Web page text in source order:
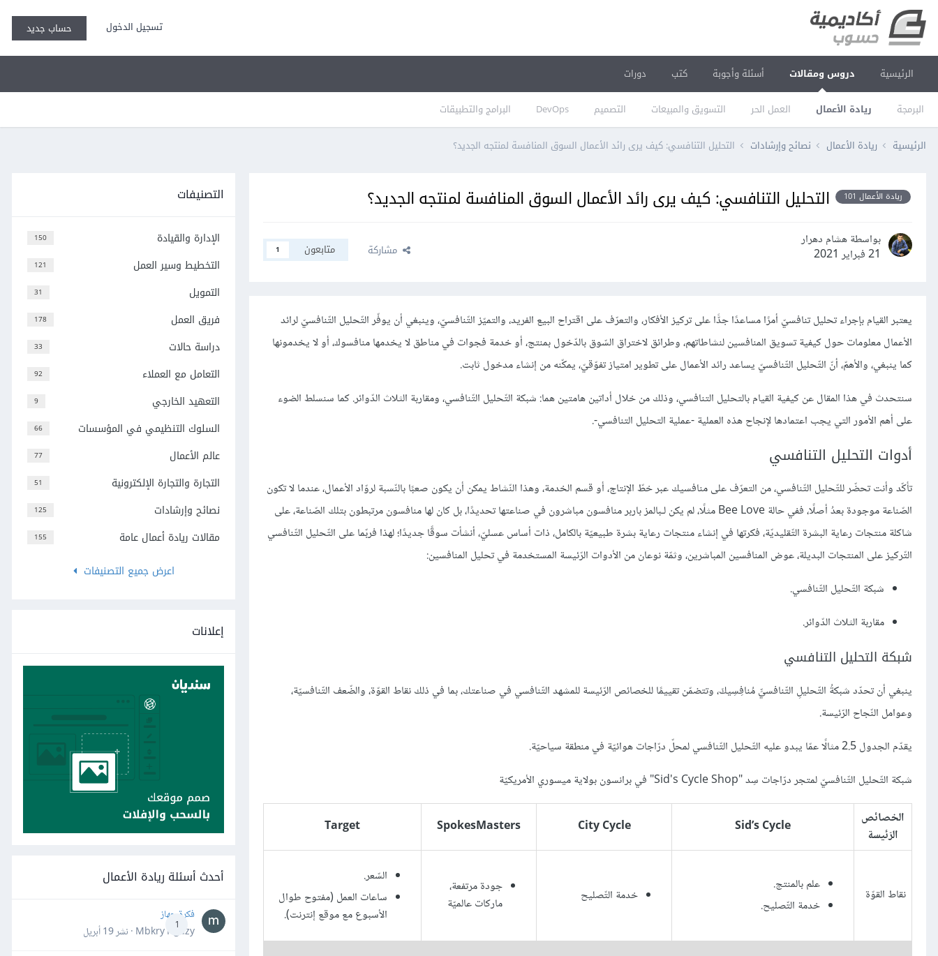
تسجيل الدخول حساب جديد
الرئيسية دروس ومقالات
البرمجة ريادة الأعمال العمل الحر التسويق والمبيعات التصميم DevOps البرامج والتطبيقات
أسئلة وأجوبة كتب دورات
الرئيسية ريادة الأعمال نصائح وإرشادات التحليل التنافسي: كيف يرى رائد الأعمال السوق المنافسة لمنتجه الجديد؟
ريادة الأعمال 101 التحليل التنافسي: كيف يرى رائد الأعمال السوق المنافسة لمنتجه الجديد؟
بواسطة هشام دهرار
21 فبراير 2021
مشاركة متابعون 1
يعتبر القيام بإجراء تحليل تنافسيّ أمرًا مساعدًا جدًّا على تركيز الأفكار، والتعرّف على اقتراح البيع الفريد، والتميّز التّنافسيّ، وينبغي أن يوفّر التّحليل التّنافسيّ لرائد
الأعمال معلومات حول كيفية تسويق المنافسين لنشاطاتهم، وطرائق لاختراق السّوق بالدّخول بمنتج، أو خدمة فجوات في مناطق لا يخدمها منافسوك، أو لا يخدمونها
كما ينبغي، والأهمّ، أنّ التّحليل التّنافسيّ يساعد رائد الأعمال على تطوير امتياز تفوّقيّ، يمكّنه من إنشاء مدخول ثابت.
سنتحدث في هذا المقال عن كيفية القيام بالتحليل التنافسي، وذلك من خلال أداتين هامتين هما: شبكة التّحليل التّنافسي، ومقاربة الثلاث الدّوائر. كما سنسلط الضوء
على أهم الأمور التي يجب اعتمادها لإنجاح هذه العملية -عملية التحليل التنافسي-.
أدوات التحليل التنافسي
تأكّد وأنت تحضّر للتّحليل التّنافسي، من التعرّف على منافسيك عبر خطّ الإنتاج، أو قسم الخدمة، وهذا النّشاط يمكن أن يكون صعبًا بالنّسبة لروّاد الأعمال، عندما لا تكون
الصّناعة موجودة بعدُ أصلًا، ففي حالة Bee Love مثلًا، لم يكن لـبالمز باربر منافسون مباشرون في صناعتها تحديدًا، بل كان لها منافسون مرتبطون بتلك الصّناعة، على
شاكلة منتجات رعاية البشرة التّقليديّة، فكرتها في إنشاء منتجات رعاية بشرة طبيعيّة بالكامل، ذات أساس عسليّ، أنشأت سوقًا جديدًا؛ لهذا فربّما على التّحليل التّنافسي
التّركيز على المنتجات البديلة، عوض المنافسين المباشرين، وثمّة نوعان من الأدوات الرّئيسة المستخدمة في تحليل المنافسين:
شبكة التّحليل التّنافسي.
مقاربة الثلاث الدّوائر.
شبكة التحليل التنافسي
ينبغي أن تحدّد شبكةُ التّحليلِ التّنافسيِّ مُنافِسِيكَ، وتتضمّن تقييمًا للخصائص الرّئيسة للمشهد التّنافسي في صناعتك، بما في ذلك نقاط القوّة، والضّعف التّنافسيّة،
وعوامل النّجاح الرّئيسة.
يقدّم الجدول 2.5 مثالًا عمّا يبدو عليه التّحليل التّنافسي لمحلّ درّاجات هوائيّة في منطقة سياحيّة.
شبكة التّحليل التّنافسيّ لمتجر درّاجات سِد "Sid's Cycle Shop" في برانسون بولاية ميسوري الأمريكيّة
الخصائص
الرّئيسة
Sid’s Cycle
City Cycle
SpokesMasters
Target
نقاط القوّة
علم بالمنتج.
خدمة التّصليح.
خدمة التّصليح
جودة مرتفعة،
ماركات عالميّة
السّعر.
ساعات العمل (مفتوح طوال
الأسبوع مع موقع إنترنت).
التصنيفات
150 الإدارة والقيادة
121 التخطيط وسير العمل
31 التمويل
178 فريق العمل
33 دراسة حالات
92 التعامل مع العملاء
9 التعهيد الخارجي
66 السلوك التنظيمي في المؤسسات
77 عالم الأعمال
51 التجارة والتجارة الإلكترونية
125 نصائح وإرشادات
155
مقالات ريادة أعمال عامة
اعرض جميع التصنيفات
إعلانات
أحدث أسئلة ريادة الأعمال
1
فكرة جهاز
Mbkry Hgazy · نشر
19 أبريل